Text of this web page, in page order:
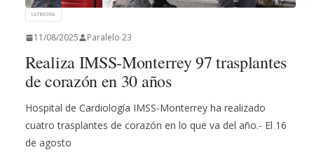
ULTIMORA
11/08/2025 Paralelo 23
Realiza IMSS-Monterrey 97 trasplantes
de corazón en 30 años
Hospital de Cardiología IMSS-Monterrey ha realizado
cuatro trasplantes de corazón en lo que va del año.- El 16
de agosto